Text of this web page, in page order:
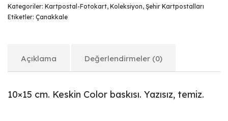
Kategoriler: Kartpostal-Fotokart, Koleksiyon, Şehir Kartpostalları
Etiketler: Çanakkale
Açıklama Değerlendirmeler (0)
10×15 cm. Keskin Color baskısı. Yazısız, temiz.